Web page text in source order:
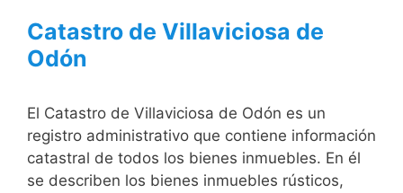
Catastro de Villaviciosa de
Odón
El Catastro de Villaviciosa de Odón es un
registro administrativo que contiene información
catastral de todos los bienes inmuebles. En él
se describen los bienes inmuebles rústicos,